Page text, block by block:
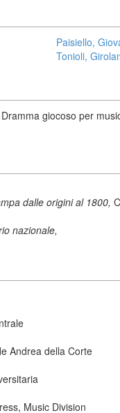
Paisiello,
Tonioli,
giocoso per
dalle origini al 1800,
nazionale,
Andrea della Corte
Music Division